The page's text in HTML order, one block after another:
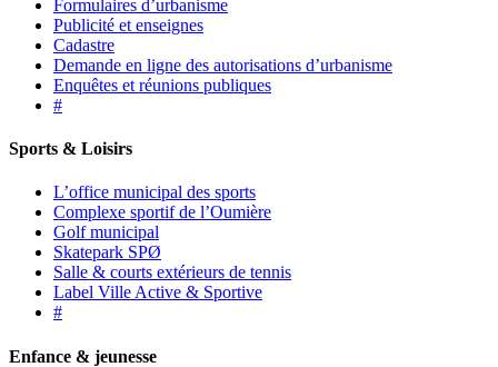
Formulaires d’urbanisme
Publicité et enseignes
Cadastre
Demande en ligne des autorisations d’urbanisme
Enquêtes et réunions publiques
#
Sports & Loisirs
L’office municipal des sports
Complexe sportif de l’Oumière
Golf municipal
Skatepark SPØ
Salle & courts extérieurs de tennis
Label Ville Active & Sportive
#
Enfance & jeunesse